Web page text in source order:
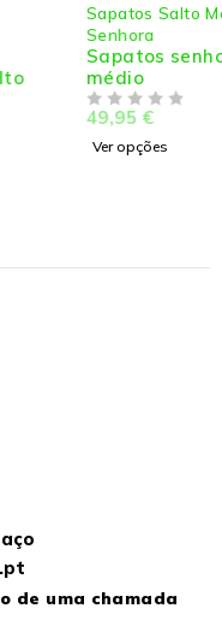
Salto Medio,
senhora salto
de uma chamada